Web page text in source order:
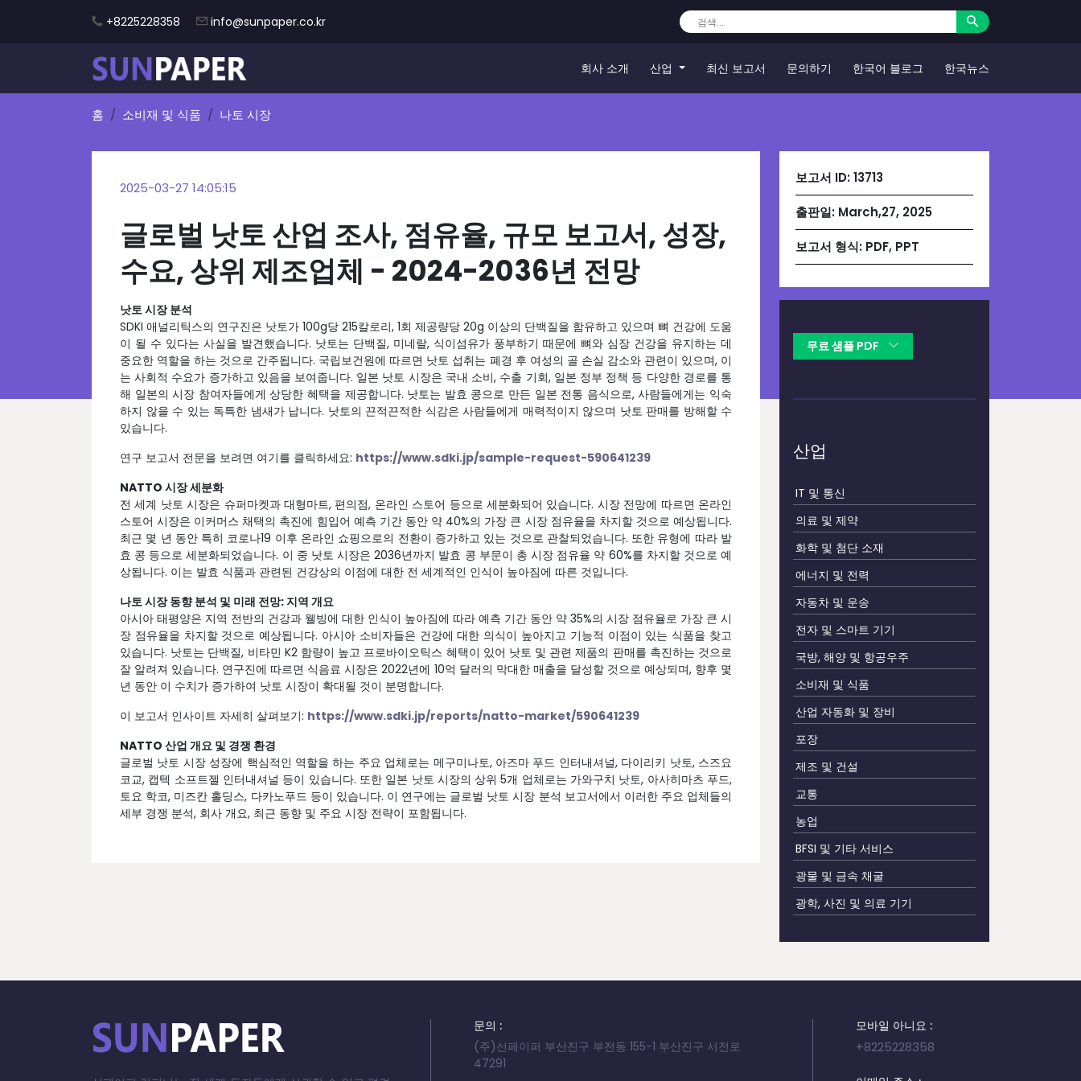
+8225228358 info@sunpaper.co.kr
회사 소개 산업 최신 보고서 문의하기 한국어 블로그 한국뉴스
홈 소비재 및 식품 나토 시장
2025-03-27 14:05:15
글로벌 낫토 산업 조사, 점유율, 규모 보고서, 성장,
수요, 상위 제조업체 - 2024-2036년 전망
낫토 시장 분석
SDKI 애널리틱스의 연구진은 낫토가 100g당 215칼로리, 1회 제공량당 20g 이상의 단백질을 함유하고 있으며 뼈 건강에 도움
이 될 수 있다는 사실을 발견했습니다. 낫토는 단백질, 미네랄, 식이섬유가 풍부하기 때문에 뼈와 심장 건강을 유지하는 데
중요한 역할을 하는 것으로 간주됩니다. 국립보건원에 따르면 낫토 섭취는 폐경 후 여성의 골 손실 감소와 관련이 있으며, 이
는 사회적 수요가 증가하고 있음을 보여줍니다. 일본 낫토 시장은 국내 소비, 수출 기회, 일본 정부 정책 등 다양한 경로를 통
해 일본의 시장 참여자들에게 상당한 혜택을 제공합니다. 낫토는 발효 콩으로 만든 일본 전통 음식으로, 사람들에게는 익숙
하지 않을 수 있는 독특한 냄새가 납니다. 낫토의 끈적끈적한 식감은 사람들에게 매력적이지 않으며 낫토 판매를 방해할 수
있습니다.
연구 보고서 전문을 보려면 여기를 클릭하세요: https://www.sdki.jp/sample-request-590641239
NATTO 시장 세분화
전 세계 낫토 시장은 슈퍼마켓과 대형마트, 편의점, 온라인 스토어 등으로 세분화되어 있습니다. 시장 전망에 따르면 온라인
스토어 시장은 이커머스 채택의 촉진에 힘입어 예측 기간 동안 약 40%의 가장 큰 시장 점유율을 차지할 것으로 예상됩니다.
최근 몇 년 동안 특히 코로나19 이후 온라인 쇼핑으로의 전환이 증가하고 있는 것으로 관찰되었습니다. 또한 유형에 따라 발
효 콩 등으로 세분화되었습니다. 이 중 낫토 시장은 2036년까지 발효 콩 부문이 총 시장 점유율 약 60%를 차지할 것으로 예
상됩니다. 이는 발효 식품과 관련된 건강상의 이점에 대한 전 세계적인 인식이 높아짐에 따른 것입니다.
나토 시장 동향 분석 및 미래 전망: 지역 개요
아시아 태평양은 지역 전반의 건강과 웰빙에 대한 인식이 높아짐에 따라 예측 기간 동안 약 35%의 시장 점유율로 가장 큰 시
장 점유율을 차지할 것으로 예상됩니다. 아시아 소비자들은 건강에 대한 의식이 높아지고 기능적 이점이 있는 식품을 찾고
있습니다. 낫토는 단백질, 비타민 K2 함량이 높고 프로바이오틱스 혜택이 있어 낫토 및 관련 제품의 판매를 촉진하는 것으로
잘 알려져 있습니다. 연구진에 따르면 식음료 시장은 2022년에 10억 달러의 막대한 매출을 달성할 것으로 예상되며, 향후 몇
년 동안 이 수치가 증가하여 낫토 시장이 확대될 것이 분명합니다.
이 보고서 인사이트 자세히 살펴보기: https://www.sdki.jp/reports/natto-market/590641239
NATTO 산업 개요 및 경쟁 환경
글로벌 낫토 시장 성장에 핵심적인 역할을 하는 주요 업체로는 메구미나토, 아즈마 푸드 인터내셔널, 다이리키 낫토, 스즈요
코교, 캡텍 소프트젤 인터내셔널 등이 있습니다. 또한 일본 낫토 시장의 상위 5개 업체로는 가와구치 낫토, 아사히마츠 푸드,
토요 학코, 미즈칸 홀딩스, 다카노푸드 등이 있습니다. 이 연구에는 글로벌 낫토 시장 분석 보고서에서 이러한 주요 업체들의
세부 경쟁 분석, 회사 개요, 최근 동향 및 주요 시장 전략이 포함됩니다.
보고서 ID:13713
출판일: March,27, 2025
보고서 형식: PDF, PPT
무료 샘플 PDF
산업
IT 및 통신
의료 및 제약
화학 및 첨단 소재
에너지 및 전력
자동차 및 운송
전자 및 스마트 기기
국방, 해양 및 항공우주
소비재 및 식품
산업 자동화 및 장비
포장
제조 및 건설
교통
농업
BFSI 및 기타 서비스
광물 및 금속 채굴
광학, 사진 및 의료 기기
문의 :
(주)선페이퍼 부산진구 부전동 155-1 부산진구 서전로
47291
모바일 아니요 :
+8225228358